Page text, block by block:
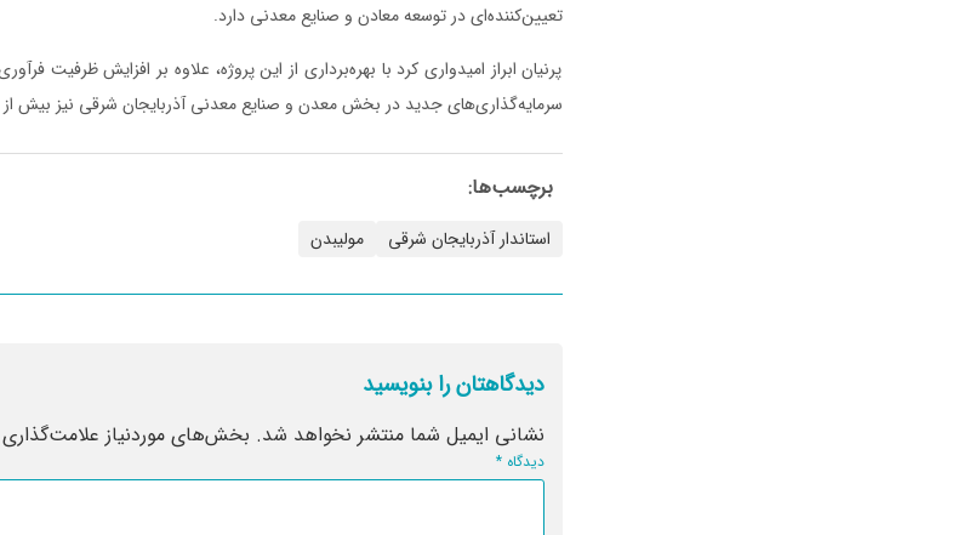
تعیین‌کننده‌ای در توسعه معادن و صنایع معدنی دارد.
پرنیان ابراز امیدواری کرد با بهره‌برداری از این پروژه، علاوه بر افزایش ظرفیت
سرمایه‌گذاری‌های جدید در بخش معدن و صنایع معدنی آذربایجان شرقی نیز بیش
برچسب‌ها:
استاندار آذربایجان شرقی مولیبدن
دیدگاهتان را بنویسید
نشانی ایمیل شما منتشر نخواهد شد. بخش‌های موردنیاز
دیدگاه*